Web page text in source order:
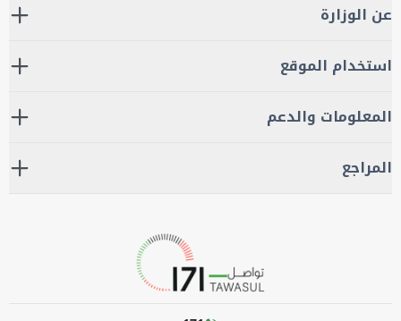
عن الوزارة
استخدام الموقع
المعلومات والدعم
المراجع